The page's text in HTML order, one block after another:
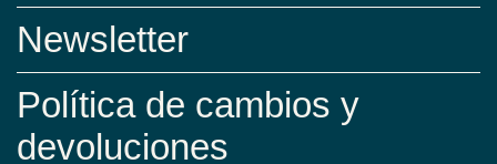
Newsletter
Política de cambios y
devoluciones